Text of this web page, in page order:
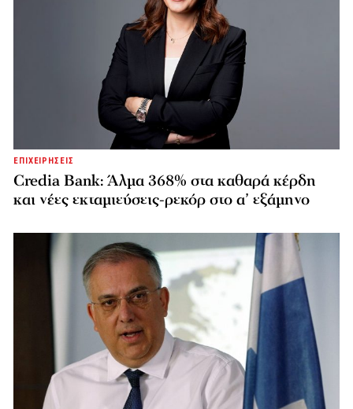
ΕΠΙΧΕΙΡΗΣΕΙΣ
Credia Bank: Άλμα 368% στα καθαρά κέρδη
και νέες εκταμιεύσεις-ρεκόρ στο α’ εξάμηνο